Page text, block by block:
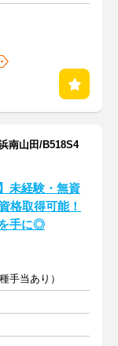
南山田/B518S4
未経験・無資
格取得可能！
手に◎
手当あり）